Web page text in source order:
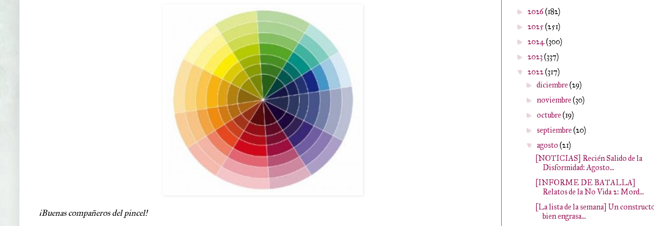
¡Buenas compañeros del pincel!
► 2026(182)
► 2025(251)
► 2024(300)
► 2023(337)
▼ 2022(317)
►diciembre(29)
►noviembre(30)
►octubre(19)
►septiembre(20)
▼ agosto(21)
[NOTICIAS] Recién Salido de la
Disformidad: Agosto...
[INFORME DE BATALLA]
Relatos de la No Vida 2: Mord...
[La lista de la semana] Un
bien engrasa...